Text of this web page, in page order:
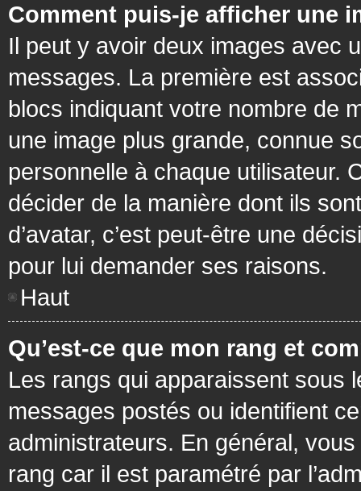
Comment puis-je afficher une
Il peut y avoir deux images avec
messages. La première est
blocs indiquant votre nombre de
une image plus grande, connue
personnelle à chaque utilisateur.
décider de la manière dont ils
d’avatar, c’est peut-être une
pour lui demander ses raisons.
Haut
Qu’est-ce que mon rang et
Les rangs qui apparaissent sous
messages postés ou identifient
administrateurs. En général,
rang car il est paramétré par